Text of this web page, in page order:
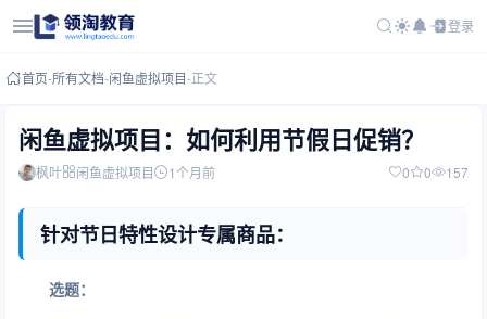
登录
首页-所有文档-闲鱼虚拟项目-正文
闲鱼虚拟项目：如何利用节假日促销？
枫叶 闲鱼虚拟项目 1个月前 0 0 157
针对节日特性设计专属商品：
选题：